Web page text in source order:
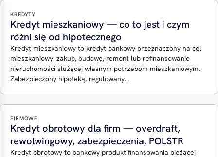
KREDYTY
Kredyt mieszkaniowy — co to jest i czym
różni się od hipotecznego
Kredyt mieszkaniowy to kredyt bankowy przeznaczony na cel
mieszkaniowy: zakup, budowę, remont lub refinansowanie
nieruchomości służącej własnym potrzebom mieszkaniowym.
Zabezpieczony hipoteką, regulowany…
FIRMOWE
Kredyt obrotowy dla firm — overdraft,
rewolwingowy, zabezpieczenia, POLSTR
Kredyt obrotowy to bankowy produkt finansowania bieżącej